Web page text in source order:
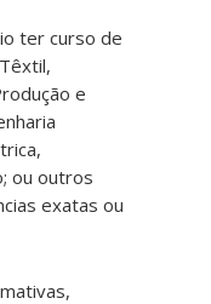
ter curso de
e
ou outros
exatas ou